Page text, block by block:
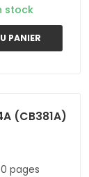
stock
PANIER
(CB381A)
pages